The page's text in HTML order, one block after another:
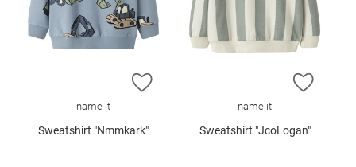
ZUR WUNSCHLISTE HINZUFÜGEN
name it
Sweatshirt "Nmmkark"
ZUR
name it
Sweatshirt "JcoLogan"